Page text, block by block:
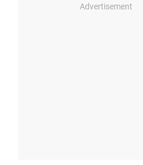
Advertisement